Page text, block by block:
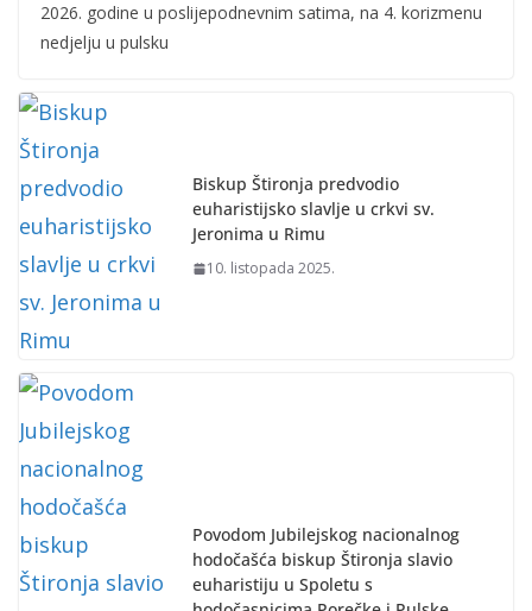
2026. godine u poslijepodnevnim satima, na 4. korizmenu
nedjelju u pulsku
Biskup Štironja predvodio
euharistijsko slavlje u crkvi sv.
Jeronima u Rimu
10. listopada 2025.
Povodom Jubilejskog nacionalnog
hodočašća biskup Štironja slavio
euharistiju u Spoletu s